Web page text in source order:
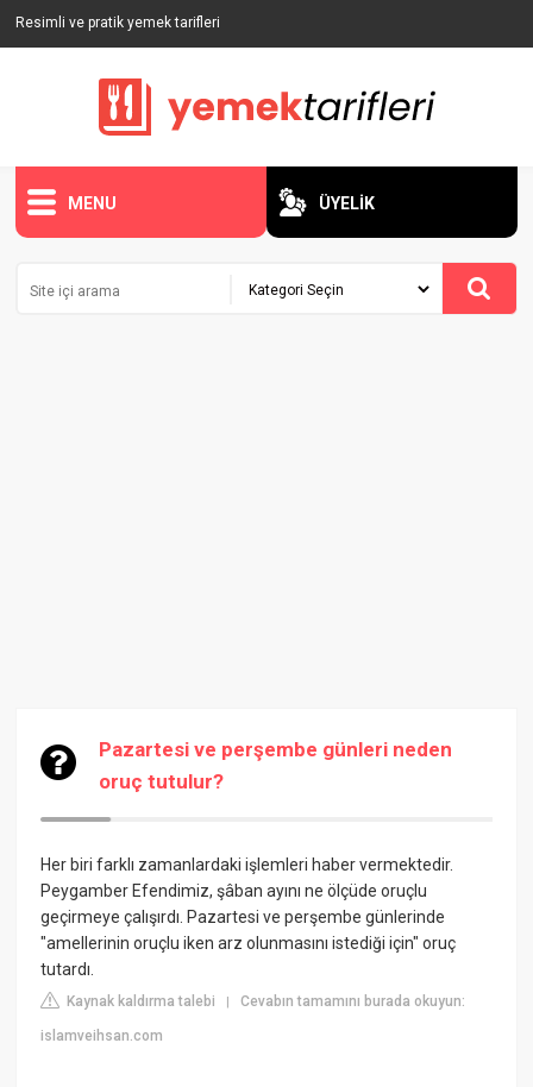
Resimli ve pratik yemek tarifleri
MENU ÜYELİK
Pazartesi ve perşembe günleri neden
oruç tutulur?
Her biri farklı zamanlardaki işlemleri haber vermektedir.
Peygamber Efendimiz, şâban ayını ne ölçüde oruçlu
geçirmeye çalışırdı. Pazartesi ve perşembe günlerinde
"amellerinin oruçlu iken arz olunmasını istediği için" oruç
tutardı.
Kaynak kaldırma talebi |Cevabın tamamını burada okuyun:
islamveihsan.com